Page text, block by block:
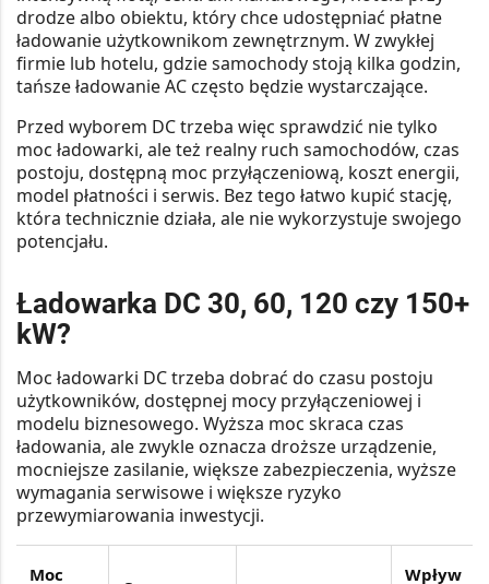
drodze albo obiektu, który chce udostępniać płatne
ładowanie użytkownikom zewnętrznym. W zwykłej
firmie lub hotelu, gdzie samochody stoją kilka godzin,
tańsze ładowanie AC często będzie wystarczające.
Przed wyborem DC trzeba więc sprawdzić nie tylko
moc ładowarki, ale też realny ruch samochodów, czas
postoju, dostępną moc przyłączeniową, koszt energii,
model płatności i serwis. Bez tego łatwo kupić stację,
która technicznie działa, ale nie wykorzystuje swojego
potencjału.
Ładowarka DC 30, 60, 120 czy 150+
kW?
Moc ładowarki DC trzeba dobrać do czasu postoju
użytkowników, dostępnej mocy przyłączeniowej i
modelu biznesowego. Wyższa moc skraca czas
ładowania, ale zwykle oznacza droższe urządzenie,
mocniejsze zasilanie, większe zabezpieczenia, wyższe
wymagania serwisowe i większe ryzyko
przewymiarowania inwestycji.
Moc Wpływ